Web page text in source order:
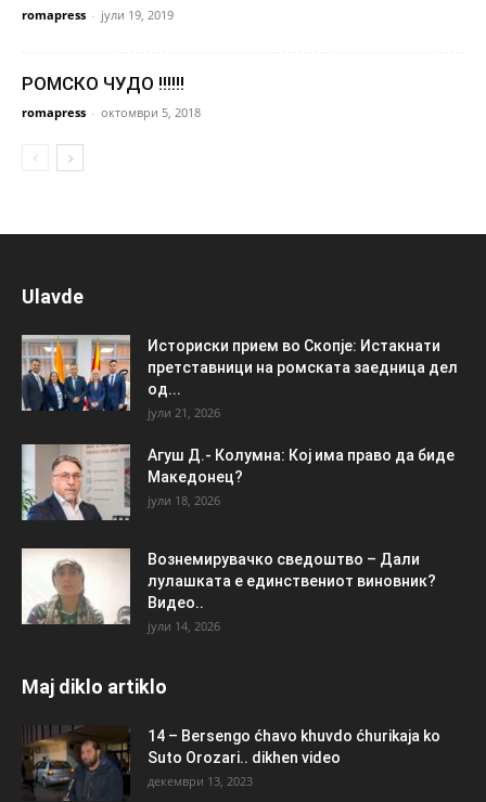
romapress - јули 19, 2019
РОМСКО ЧУДО !!!!!!
romapress - октомври 5, 2018
Ulavde
Историски прием во Скопје: Истакнати
претставници на ромската заедница дел
од...
јули 21, 2026
Агуш Д.- Колумна: Кој има право да биде
Македонец?
јули 18, 2026
Вознемирувачко сведоштво – Дали
лулашката е единствениот виновник?
Видео..
јули 14, 2026
Maj diklo artiklo
14 – Bersengo ćhavo khuvdo ćhurikaja ko
Suto Orozari.. dikhen video
декември 13, 2023